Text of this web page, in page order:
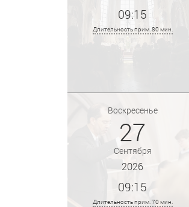
09:15
Длительность прим. 80 мин.
Воскресенье
27
Сентября
2026
09:15
Длительность прим. 70 мин.